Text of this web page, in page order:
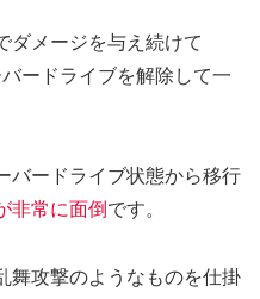
ダメージを与え続けて
ードライブを解除して一
バードライブ状態から移行
非常に面倒 です。
舞攻撃のようなものを仕掛